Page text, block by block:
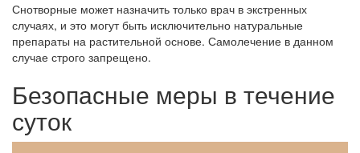
Снотворные может назначить только врач в экстренных
случаях, и это могут быть исключительно натуральные
препараты на растительной основе. Самолечение в данном
случае строго запрещено.
Безопасные меры в течение
суток